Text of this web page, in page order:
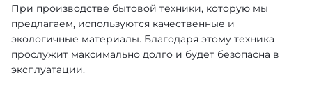
При производстве бытовой техники, которую мы
предлагаем, используются качественные и
экологичные материалы. Благодаря этому техника
прослужит максимально долго и будет безопасна в
эксплуатации.